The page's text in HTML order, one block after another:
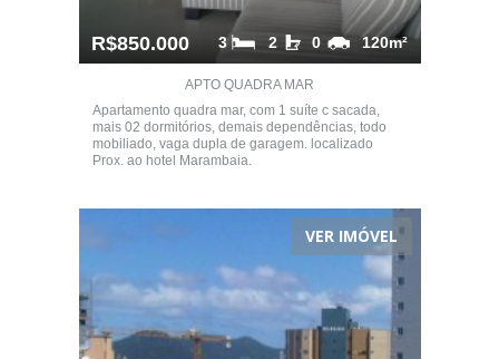
R$850.000 120m²
0
2
3
APTO QUADRA MAR
Apartamento quadra mar, com 1 suíte c sacada,
mais 02 dormitórios, demais dependências, todo
mobiliado, vaga dupla de garagem. localizado
Prox. ao hotel Marambaia.
VER IMÓVEL